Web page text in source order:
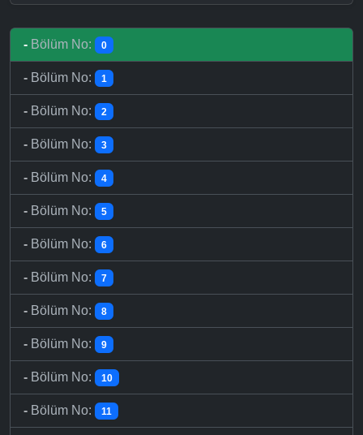
- Bölüm No: 0
- Bölüm No: 1
- Bölüm No: 2
- Bölüm No: 3
- Bölüm No: 4
- Bölüm No: 5
- Bölüm No: 6
- Bölüm No: 7
- Bölüm No: 8
- Bölüm No: 9
- Bölüm No: 10
- Bölüm No: 11